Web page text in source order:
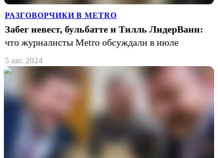
РАЗГОВОРЧИКИ В METRO
Забег невест, бульбатте и Тилль ЛидерВанн:
что журналисты Metro обсуждали в июле
5 авг. 2024